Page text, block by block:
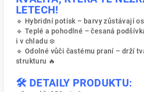
LETECH!
🔹 Hybridní potisk – barvy zůstávají
🔹 Teplé a pohodlné – česaná
i v chladu ❄️
🔹 Odolné vůči častému praní – drží
strukturu 🔥
🛠️ DETAILY PRODUKTU: